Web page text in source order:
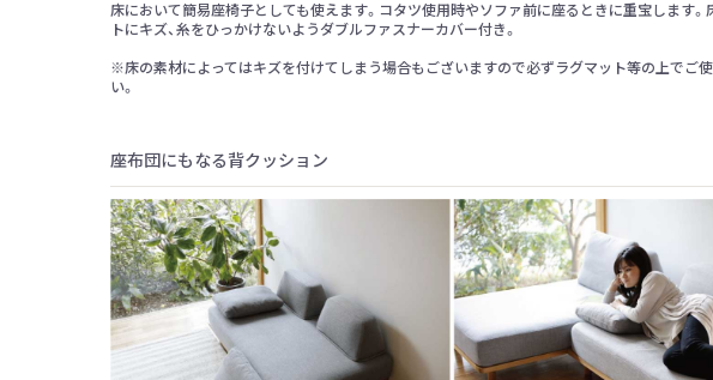
床において簡易座椅子としても使えます。コタツ使用時やソファ前に座るときに重宝します。
トにキズ、糸をひっかけないようダブルファスナーカバー付き。
※床の素材によってはキズを付けてしまう場合もございますので必ずラグマット等の上でご
い。
座布団にもなる背クッション